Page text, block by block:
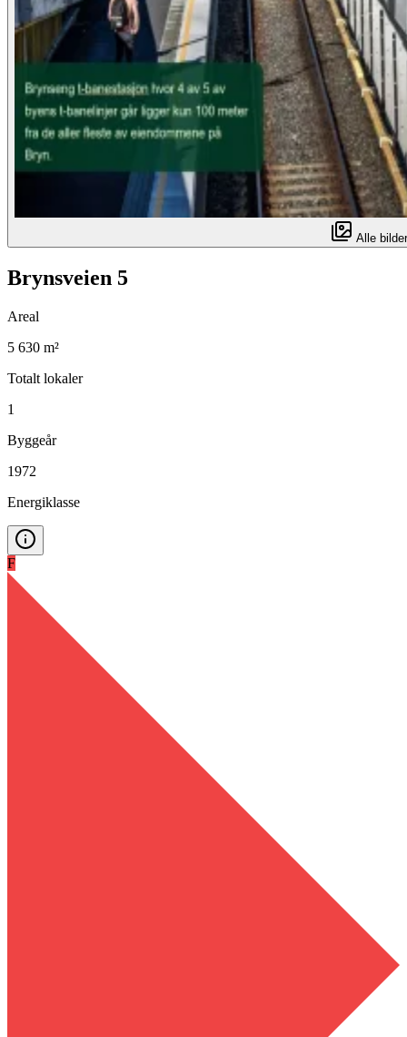
Alle
Brynsveien 5
Areal
5 630 m²
Totalt lokaler
1
Byggeår
1972
Energiklasse
F